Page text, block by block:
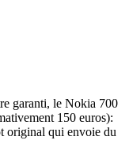
garanti, le Nokia 700
150 euros):
original qui envoie du